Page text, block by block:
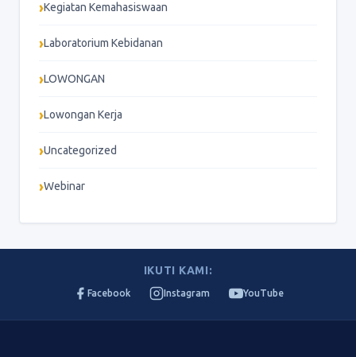
Kegiatan Kemahasiswaan
Laboratorium Kebidanan
LOWONGAN
Lowongan Kerja
Uncategorized
Webinar
IKUTI KAMI:
Facebook Instagram YouTube